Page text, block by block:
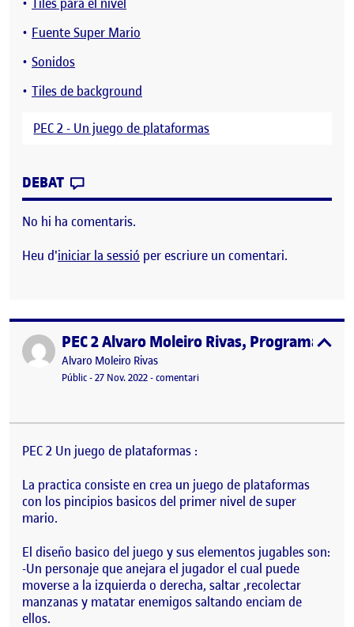
Fuente Super Mario
Sonidos
Tiles de background
PEC 2 - Un juego de plataformas
DEBAT
No hi ha comentaris.
Heu d'iniciar la sessió per escriure un comentari.
Publicat perPEC 2 Alvaro Moleiro Rivas,
Publicat per
Alvaro Moleiro Rivas
Visibilitat:
Públic-Data de publicació
27 Nov. 202217 gener, 2024 4:40 pm
-comentariel PEC 2 Alvaro Moleiro Rivas,
PEC 2 Un juego de plataformas :
La practica consiste en crea un juego de plataformas
con los pincipios basicos del primer nivel de super
mario.
El diseño basico del juego y sus elementos jugables son:
-Un personaje que anejara el jugador el cual puede
moverse a la izquierda o derecha, saltar ,recolectar
manzanas y matatar enemigos saltando enciam de
ellos.